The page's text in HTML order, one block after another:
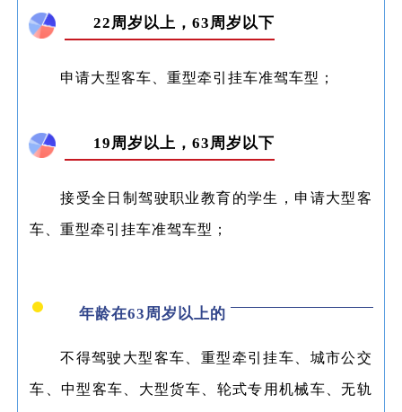
22周岁以上，63周岁以下
申请大型客车、重型牵引挂车准驾车型；
19周岁以上，63周岁以下
接受全日制驾驶职业教育的学生，申请大型客
车、重型牵引挂车准驾车型；
年龄在63周岁以上的
不得驾驶大型客车、重型牵引挂车、城市公交
车、中型客车、大型货车、轮式专用机械车、无轨